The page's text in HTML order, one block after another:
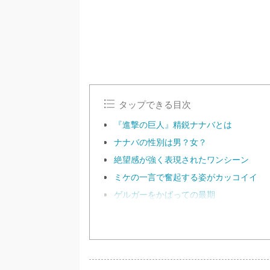
タップできる目次
『進撃の巨人』精鋭ナナバとは
ナナバの性別は男？女？
絶望感が強く表現されたワンシーン
ミケの一言で奮起する姿がカッコイイ
ゲルガーをかばっての最期